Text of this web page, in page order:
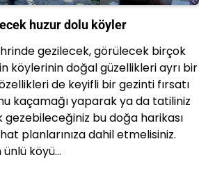
huzur dolu köyler
gezilecek, görülecek birçok
köylerinin doğal güzellikleri ayrı bir
de keyifli bir gezinti fırsatı
kaçamağı yaparak ya da tatiliniz
gezebileceğiniz bu doğa harikası
planlarınıza dahil etmelisiniz.
ünlü köyü…